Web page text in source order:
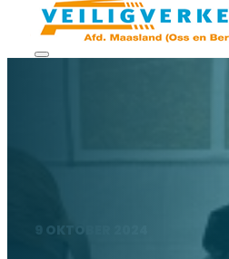
9 OKTOBER 2024